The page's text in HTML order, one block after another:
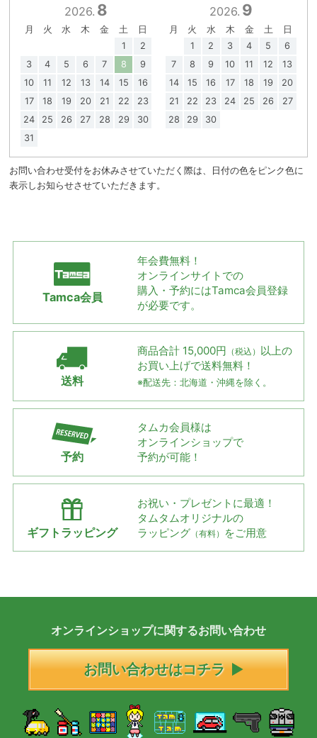
2026. 8
月 火 水 木 金 土
日
1
2
3
4 5 6 7 8
9
10
11 12 13 14 15
16
17
18 19 20 21 22
23
24
25 26 27 28 29
30
31
2026. 9
月 火 水 木 金 土
日
1
2 3 4 5
6
7
8 9 10 11 12
13
14
15 16 17 18 19
20
21
22 23 24 25 26
27
28
29 30
お問い合わせ受付をお休みさせていただく際は、日付の色をピンク色に
表示しお知らせさせていただきます。
Tamca会員
年会費無料！
オンラインサイトでの
購入・予約にはTamca会員登録
が必要です。
送料
商品合計 15,000円 （税込） 以上の
お買い上げで送料無料！
※配送先：北海道・沖縄を除く。
予約
タムカ会員様は
オンラインショップで
予約が可能！
ギフトラッピング
お祝い・プレゼントに最適！
タムタムオリジナルの
ラッピング （有料） をご用意
オンラインショップに関するお問い合わせ
お問い合わせはコチラ